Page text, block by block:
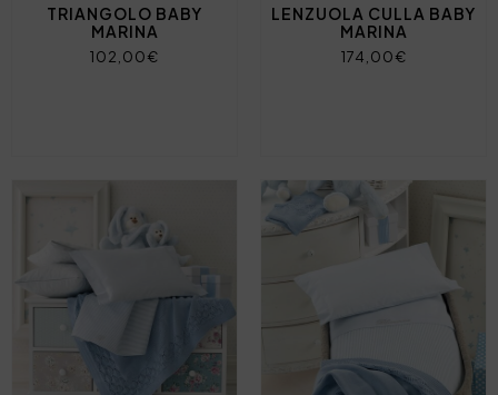
TRIANGOLO BABY
MARINA
102,00€
LENZUOLA CULLA BABY
MARINA
174,00€